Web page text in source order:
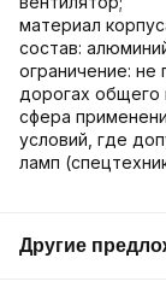
материал
состав:
ограничение: не
дорогах общего
сфера
условий, где
ламп
Другие